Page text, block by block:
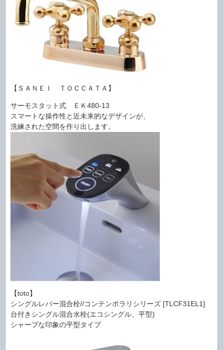
【ＳＡＮＥＩ ＴＯＣＣＡＴＡ】
サーモスタット式 ＥＫ480-13
スマートな操作性と近未来的なデザインが、
洗練された空間を作り出します。
【toto】
シングルレバー混合栓//コンテンポラリシリーズ [TLCF31EL1]
台付きシングル混合水栓(エコシングル、平型)
シャープな印象の平型タイプ